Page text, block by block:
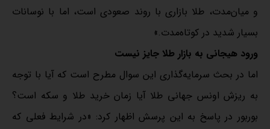
و میان‌مدت، طلا بازاری با روند صعودی است، اما با نوسانات
بسیار شدید در کوتاه‌مدت.»
ورود هیجانی به بازار طلا جایز نیست
اما در بحث سرمایه‌گذاری این سوال مطرح است که آیا با توجه
به ریزش اونس جهانی طلا آیا زمان خرید طلا و سکه است؟
بوربور در پاسخ به این پرسش اظهار کرد: «در شرایط فعلی که